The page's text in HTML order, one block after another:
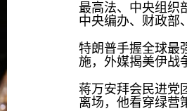
最高法、中央组织
中央编办、财政部
特朗普手握全球最
施，外媒揭美伊战
蒋万安拜会民进党
离场，他看穿绿营